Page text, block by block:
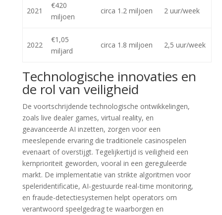
2021
€420
miljoen
circa 1.2 miljoen 2 uur/week
2022
€1,05
miljard
circa 1.8 miljoen 2,5 uur/week
Technologische innovaties en
de rol van veiligheid
De voortschrijdende technologische ontwikkelingen,
zoals live dealer games, virtual reality, en
geavanceerde AI inzetten, zorgen voor een
meeslepende ervaring die traditionele casinospelen
evenaart of overstijgt. Tegelijkertijd is veiligheid een
kernprioriteit geworden, vooral in een gereguleerde
markt. De implementatie van strikte algoritmen voor
speleridentificatie, AI-gestuurde real-time monitoring,
en fraude-detectiesystemen helpt operators om
verantwoord speelgedrag te waarborgen en